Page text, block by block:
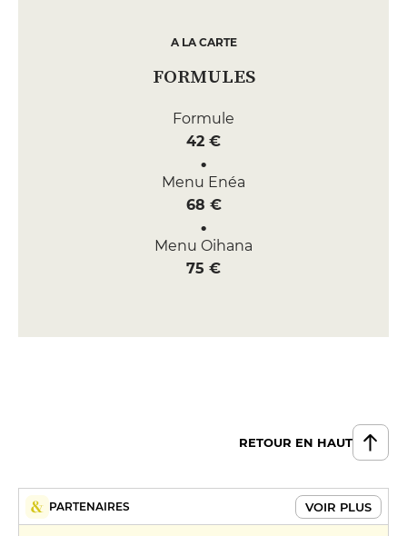
A LA CARTE
FORMULES
Formule
42 €
Menu Enéa
68 €
Menu Oihana
75 €
RETOUR EN HAUT
PARTENAIRES VOIR PLUS